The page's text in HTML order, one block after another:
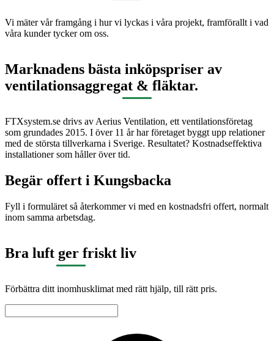
Vi mäter vår framgång i hur vi lyckas i våra projekt, framförallt i vad
våra kunder tycker om oss.
Marknadens bästa inköpspriser av
ventilationsaggregat & fläktar.
FTXsystem.se drivs av Aerius Ventilation, ett ventilationsföretag
som grundades 2015. I över 11 år har företaget byggt upp relationer
med de största tillverkarna i Sverige. Resultatet? Kostnadseffektiva
installationer som håller över tid.
Begär offert i Kungsbacka
Fyll i formuläret så återkommer vi med en kostnadsfri offert, normalt
inom samma arbetsdag.
Bra luft ger friskt liv
Förbättra ditt inomhusklimat med rätt hjälp, till rätt pris.